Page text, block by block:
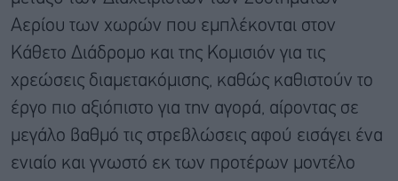
Αερίου των χωρών που εμπλέκονται στον
Κάθετο Διάδρομο και της Κομισιόν για τις
χρεώσεις διαμετακόμισης, καθώς καθιστούν το
έργο πιο αξιόπιστο για την αγορά, αίροντας σε
μεγάλο βαθμό τις στρεβλώσεις αφού εισάγει ένα
ενιαίο και γνωστό εκ των προτέρων μοντέλο